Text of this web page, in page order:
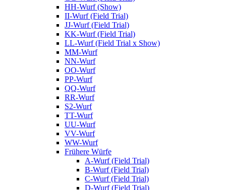
HH-Wurf (Show)
II-Wurf (Field Trial)
JJ-Wurf (Field Trial)
KK-Wurf (Field Trial)
LL-Wurf (Field Trial x Show)
MM-Wurf
NN-Wurf
OO-Wurf
PP-Wurf
QQ-Wurf
RR-Wurf
S2-Wurf
TT-Wurf
UU-Wurf
VV-Wurf
WW-Wurf
Frühere Würfe
A-Wurf (Field Trial)
B-Wurf (Field Trial)
C-Wurf (Field Trial)
D-Wurf (Field Trial)